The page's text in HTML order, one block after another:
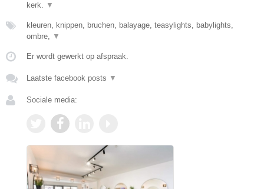
kerk. ▼
kleuren, knippen, bruchen, balayage, teasylights, babylights,
ombre, ▼
Er wordt gewerkt op afspraak.
Laatste facebook posts ▼
Sociale media: